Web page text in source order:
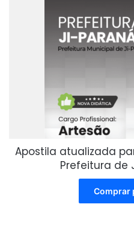
Apostila atualizada
Prefeitura de
Comprar